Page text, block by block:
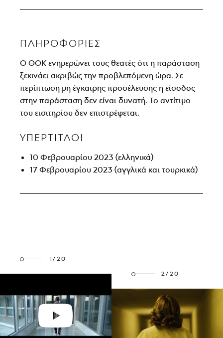
ΠΛΗΡΟΦΟΡΊΕΣ
Ο ΘΟΚ ενημερώνει τους θεατές ότι η παράσταση
ξεκινάει ακριβώς την προβλεπόμενη ώρα. Σε
περίπτωση μη έγκαιρης προσέλευσης η είσοδος
στην παράσταση δεν είναι δυνατή. Το αντίτιμο
του εισιτηρίου δεν επιστρέφεται.
ΥΠΕΡΤΙΤΛΟΙ
10 Φεβρουαρίου 2023 (ελληνικά)
17 Φεβρουαρίου 2023 (αγγλικά και τουρκικά)
1/20
2/20